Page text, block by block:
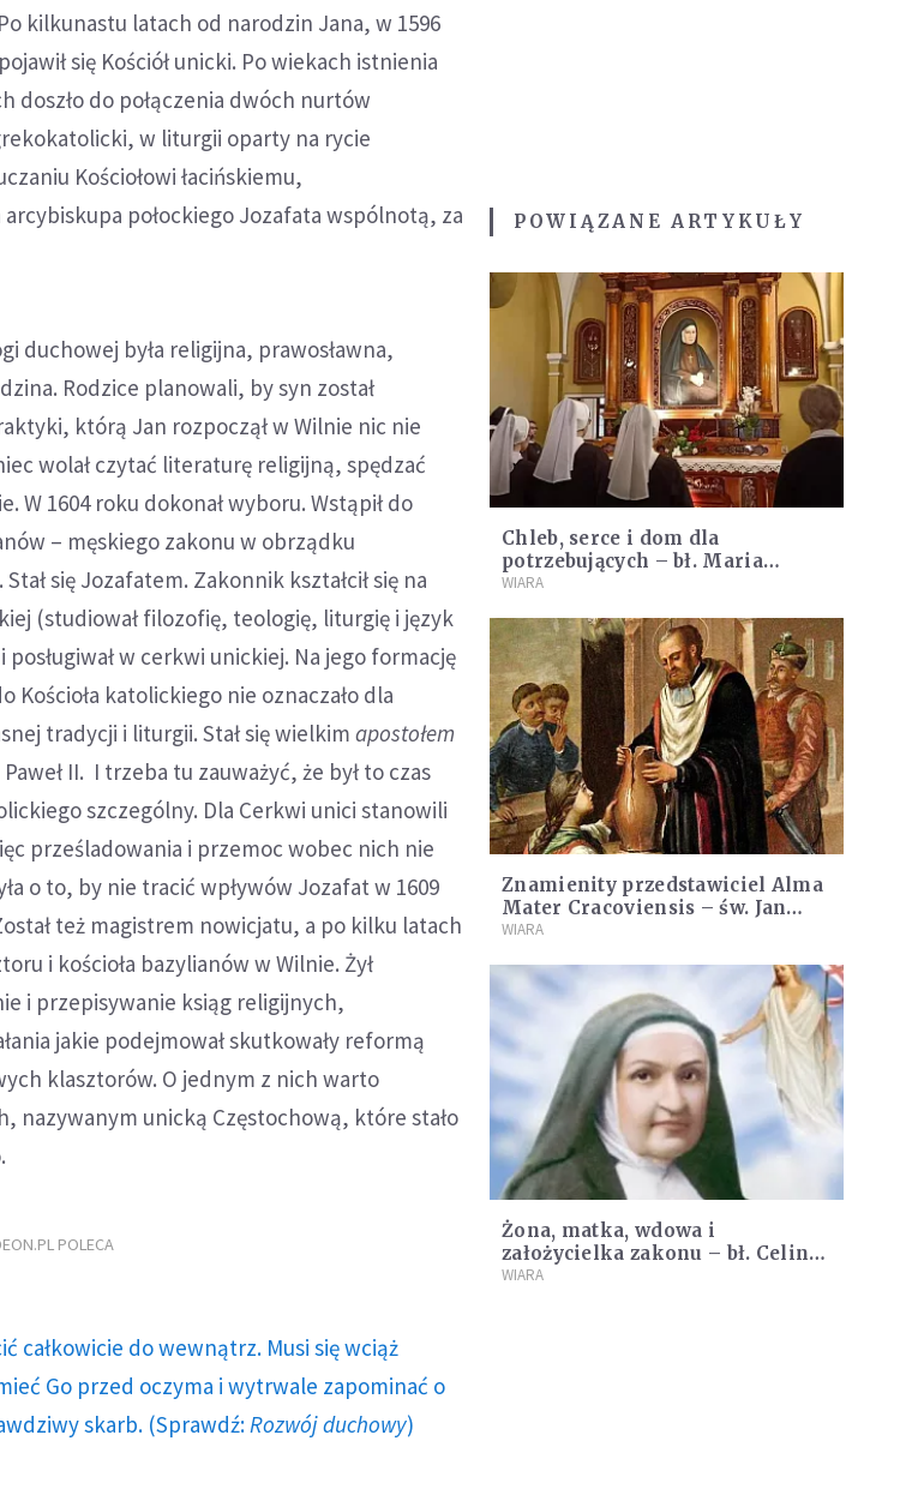
kilkunastu latach od narodzin Jana, w 1596
się Kościół unicki. Po wiekach istnienia
doszło do połączenia dwóch nurtów
w liturgii oparty na rycie
Kościołowi łacińskiemu,
połockiego Jozafata wspólnotą, za
duchowej była religijna, prawosławna,
Rodzice planowali, by syn został
którą Jan rozpoczął w Wilnie nic nie
wolał czytać literaturę religijną, spędzać
W 1604 roku dokonał wyboru. Wstąpił do
– męskiego zakonu w obrządku
się Jozafatem. Zakonnik kształcił się na
(studiował filozofię, teologię, liturgię i język
posługiwał w cerkwi unickiej. Na jego formację
Kościoła katolickiego nie oznaczało dla
tradycji i liturgii. Stał się wielkim apostołem
II. I trzeba tu zauważyć, że był to czas
szczególny. Dla Cerkwi unici stanowili
prześladowania i przemoc wobec nich nie
o to, by nie tracić wpływów Jozafat w 1609
też magistrem nowicjatu, a po kilku latach
i kościoła bazylianów w Wilnie. Żył
i przepisywanie ksiąg religijnych,
jakie podejmował skutkowały reformą
klasztorów. O jednym z nich warto
nazywanym unicką Częstochową, które stało
POLECA
całkowicie do wewnątrz. Musi się wciąż
Go przed oczyma i wytrwale zapominać o
skarb. (Sprawdź: Rozwój duchowy)
POWIĄZANE ARTYKUŁY
Chleb, serce i dom dla
potrzebujących – bł. Maria
Angela Truszkowska CSSF
WIARA
Znamienity przedstawiciel Alma
Mater Cracoviensis – św. Jan
Kanty
WIARA
Żona, matka, wdowa i
założycielka zakonu – bł. Celina
Borzęcka
WIARA